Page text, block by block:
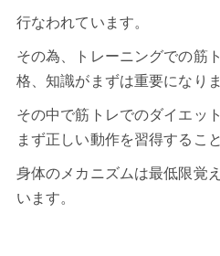
行なわれています。
その為、トレーニングでの筋
格、知識がまずは重要になりま
その中で筋トレでのダイエッ
まず正しい動作を習得するこ
身体のメカニズムは最低限覚
います。